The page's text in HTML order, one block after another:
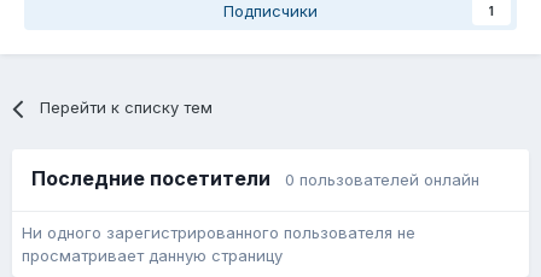
Подписчики 1
Перейти к списку тем
Последние посетители 0 пользователей онлайн
Ни одного зарегистрированного пользователя не
просматривает данную страницу